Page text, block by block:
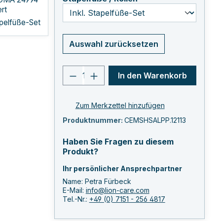
Set
Auswahl zurücksetzen
Produkt Anzahl: Gib den
In den Warenkorb
Zum Merkzettel hinzufügen
Produktnummer: CEMSHSALPP.12113
Haben Sie Fragen zu diesem
Produkt?
Ihr persönlicher Ansprechpartner
Name: Petra Fürbeck
E-Mail: info@lion-care.com
Tel.-Nr.: +49 (0) 7151 - 256 4817